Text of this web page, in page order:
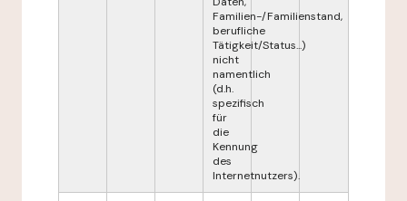
Familien-/Familienstand,
berufliche
Tätigkeit/Status...)
nicht
namentlich
(d.h.
spezifisch
für
die
Kennung
des
Internetnutzers).